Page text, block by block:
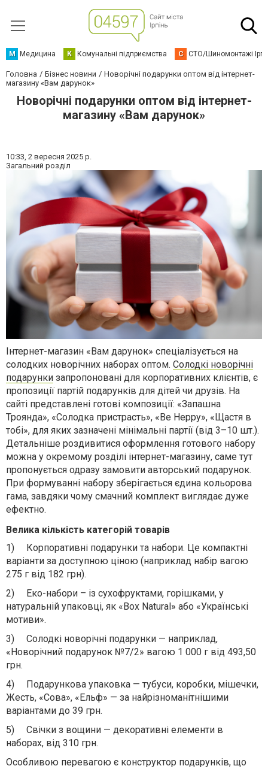
М Медицина К Комунальні підприємства С СТО/Шиномонтажі
Головна Бізнес новини
Новорічні подарунки оптом від інтернет-
магазину «Вам дарунок»
Новорічні подарунки оптом від інтернет-
магазину «Вам дарунок»
10:33, 2 вересня 2025 р.
Загальний розділ
Інтернет-магазин «Вам дарунок» спеціалізується на
солодких новорічних наборах оптом. Солодкі новорічні
подарунки запропоновані для корпоративних клієнтів, є
пропозиції партій подарунків для дітей чи друзів. На
сайті представлені готові композиції: «Запашна
Троянда», «Солодка пристрасть», «Be Heppy», «Щастя в
тобі», для яких зазначені мінімальні партії (від 3–10 шт.).
Детальніше роздивитися оформлення готового набору
можна у окремому розділі інтернет-магазину, саме тут
пропонується одразу замовити авторський подарунок.
При формуванні набору зберігається єдина кольорова
гама, завдяки чому смачний комплект виглядає дуже
ефектно.
Велика кількість категорій товарів
1)
Корпоративні подарунки та набори. Це компактні
варіанти за доступною ціною (наприклад набір вагою
275 г від 182 грн).
2)
Еко-набори – із сухофруктами, горішками, у
натуральній упаковці, як «Box Natural» або «Українські
мотиви».
3)
Солодкі новорічні подарунки — наприклад,
«Новорічний подарунок №7/2» вагою 1 000 г від 493,50
грн.
4)
Подарункова упаковка — тубуси, коробки, мішечки,
Жесть, «Сова», «Ельф» — за найрізноманітнішими
варіантами до 39 грн.
5)
Свічки з вощини — декоративні елементи в
наборах, від 310 грн.
Особливою перевагою є конструктор подарунків, що